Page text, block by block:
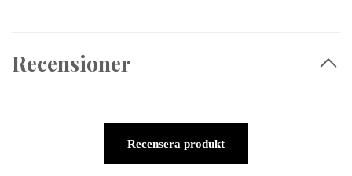
Recensioner
Recensera produkt